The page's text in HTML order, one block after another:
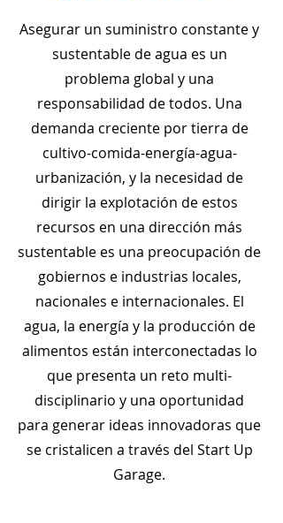
Asegurar un suministro constante y
sustentable de agua es un
problema global y una
responsabilidad de todos. Una
demanda creciente por tierra de
cultivo-comida-energía-agua-
urbanización, y la necesidad de
dirigir la explotación de estos
recursos en una dirección más
sustentable es una preocupación de
gobiernos e industrias locales,
nacionales e internacionales. El
agua, la energía y la producción de
alimentos están interconectadas lo
que presenta un reto multi-
disciplinario y una oportunidad
para generar ideas innovadoras que
se cristalicen a través del Start Up
Garage.